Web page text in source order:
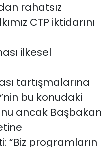
rahatsız
CTP iktidarını
ilkesel
tartışmalarına
bu konudaki
ancak Başbakan
“Biz programların